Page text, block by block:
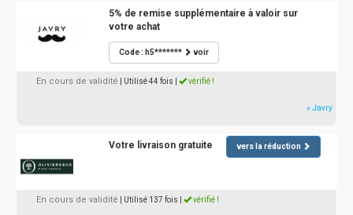
5% de remise supplémentaire à valoir sur
votre achat
Code : h5******* voir
En cours de validité | Utilisé 44 fois vérifié !
» Javry
Votre livraison gratuite vers la réduction
En cours de validité | Utilisé 137 fois vérifié !